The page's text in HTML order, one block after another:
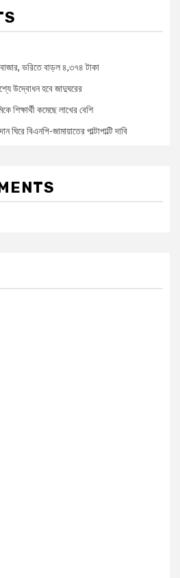
বাজার, ভরিতে বাড়ল ৪,৩৭৪ টাকা
উদ্বোধন হবে জাদুঘরের
শিক্ষার্থী কমেছে লাখের বেশি
বিএনপি-জামায়াতের পাল্টাপাল্টি দাবি